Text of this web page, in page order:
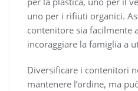
uno per i rifiuti organici.
contenitore sia facilmente
incoraggiare la famiglia a
Diversificare i contenitori
mantenere l’ordine, ma